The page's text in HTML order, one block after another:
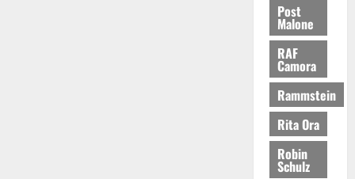
Post
Malone
RAF
Camora
Rammstein
Rita Ora
Robin
Schulz